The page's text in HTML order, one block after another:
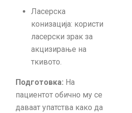
Ласерска
конизација: користи
ласерски зрак за
акцизирање на
ткивото.
Подготовка: На
пациентот обично му се
даваат упатства како да